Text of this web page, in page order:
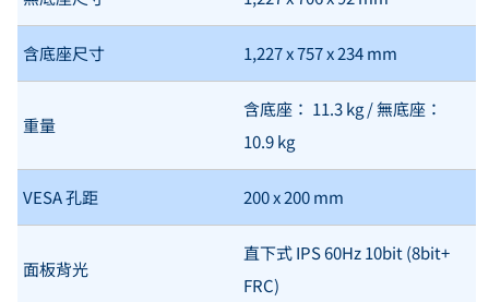
含底座尺寸 1,227 x 757 x 234 mm
重量
含底座： 11.3 kg / 無底座：
10.9 kg
VESA 孔距 200 x 200 mm
面板背光
直下式 IPS 60Hz 10bit (8bit+
FRC)